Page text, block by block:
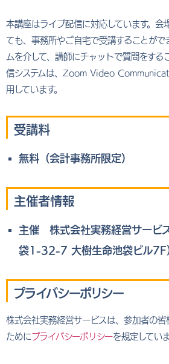
本講座はライブ配信に対応しています。会
ても、事務所やご自宅で受講することがで
ムを介して、講師にチャットで質問をする
信システムは、Zoom Video
用しています。
受講料
無料（会計事務所限定）
主催者情報
主催 株式会社実務経営サービ
袋1-32-7 大樹生命池袋ビル7F
プライバシーポリシー
株式会社実務経営サービスは、参加者の皆
ためにプライバシーポリシーを規定していま